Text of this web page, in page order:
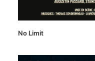
No Limit